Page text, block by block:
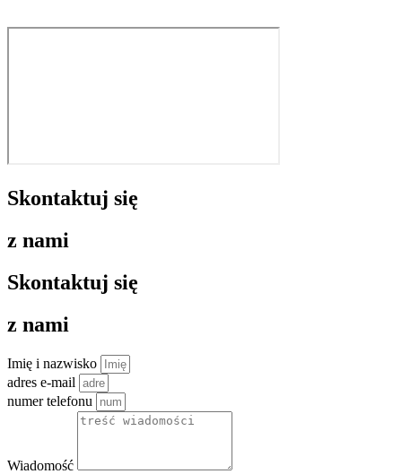
Skontaktuj się
z nami
Skontaktuj się
z nami
Imię i nazwisko
adres e-mail
numer telefonu
Wiadomość